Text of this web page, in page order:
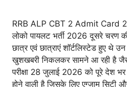
RRB ALP CBT 2 Admit Card
लोको पायलट भर्ती 2026 दूसरे चरण
छात्र एवं छात्राएं शॉर्टलिस्टेड हुए थे
खुशखबरी निकलकर सामने आ रही है
परीक्षा 28 जुलाई 2026 को पूरे देश
होने वाली है जिसके लिए एग्जाम सिटी